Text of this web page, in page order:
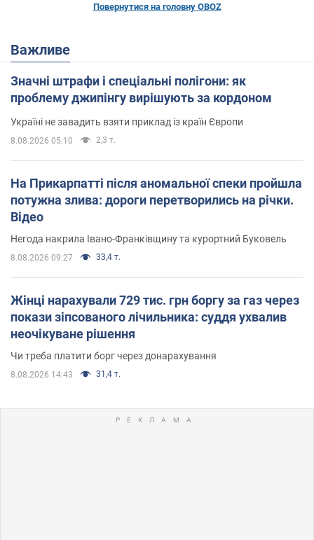
Повернутися на головну OBOZ
Важливе
Значні штрафи і спеціальні полігони: як
проблему джипінгу вирішують за кордоном
Україні не завадить взяти приклад із країн Європи
8.08.2026 05:10 2,3 т.
На Прикарпатті після аномальної спеки пройшла
потужна злива: дороги перетворились на річки.
Відео
Негода накрила Івано-Франківщину та курортний Буковель
8.08.2026 09:27 33,4 т.
Жінці нарахували 729 тис. грн боргу за газ через
покази зіпсованого лічильника: суддя ухвалив
неочікуване рішення
Чи треба платити борг через донарахування
8.08.2026 14:43 31,4 т.